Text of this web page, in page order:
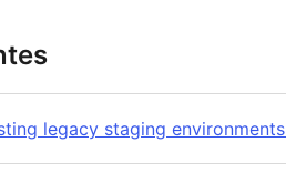
legacy staging